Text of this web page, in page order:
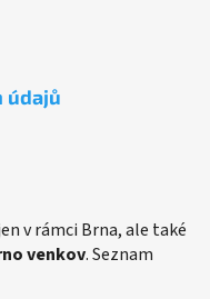
údajů
v rámci Brna, ale také
venkov. Seznam